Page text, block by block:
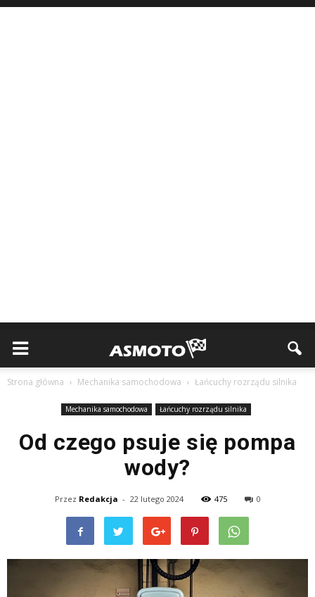
Strona główna Mechanika samochodowa Łańcuchy rozrządu silnika
Mechanika samochodowa Łańcuchy rozrządu silnika
Od czego psuje się pompa
wody?
Przez Redakcja - 22 lutego 2024 475 0